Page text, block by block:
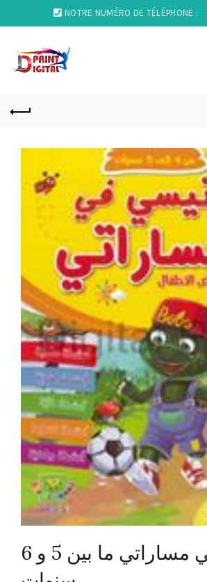
NOTRE NUMÉRO DE TÉLÉPHONE :
أنيسي في مساراتي ما بين 5 و 6